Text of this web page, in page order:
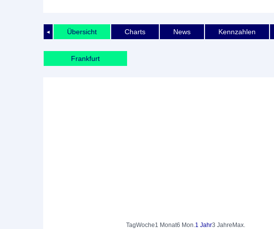
◄ Übersicht Charts News Kennzahlen
Frankfurt
TagWoche1 Monat6 Mon.1 Jahr3 Jahre Max.